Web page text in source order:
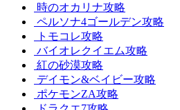
時のオカリナ攻略
ペルソナ4ゴールデン攻略
トモコレ攻略
バイオレクイエム攻略
紅の砂漠攻略
デイモン&ベイビー攻略
ポケモンZA攻略